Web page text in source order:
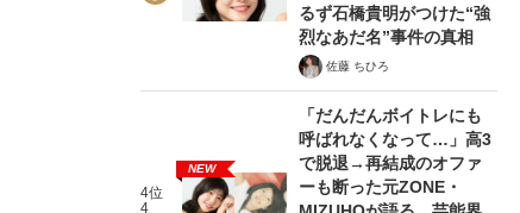
るず石橋貴明がつけた“強
烈なあだ名”事件の真相
佐藤 ちひろ
4位
4
NEW
「だんだんボイトレにも
呼ばれなくなって…」高3
で脱退→再結成のオファ
ーも断った元ZONE・